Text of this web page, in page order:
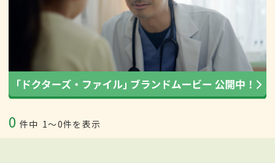
0 件中 1〜0件を表示